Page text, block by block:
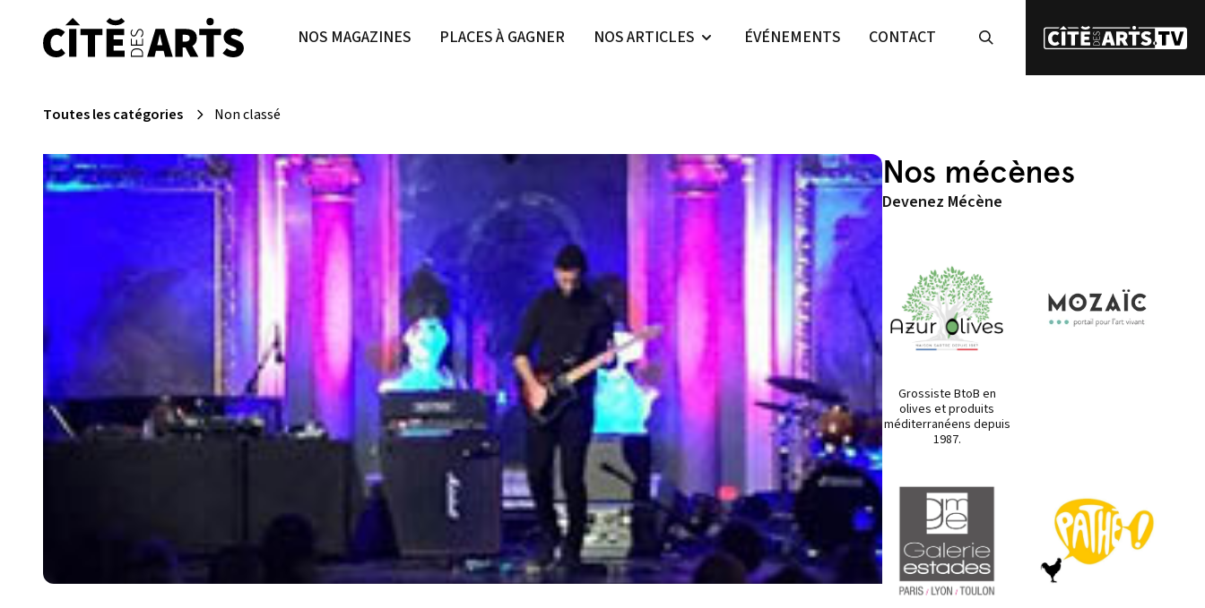
NOS MAGAZINES PLACES À GAGNER NOS ARTICLES ÉVÉNEMENTS CONTACT
Toutes les catégories Non classé
Nos mécènes
Devenez Mécène
Grossiste BtoB en
olives et produits
méditerranéens depuis
1987.